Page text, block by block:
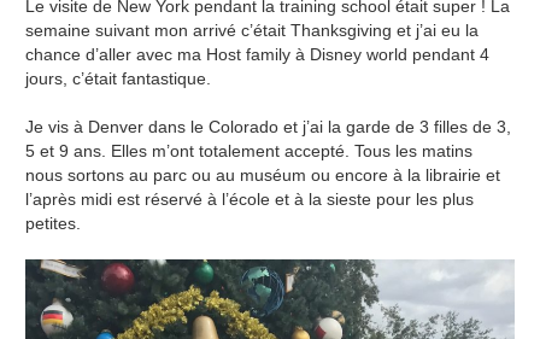
Le visite de New York pendant la training school était super ! La
semaine suivant mon arrivé c’était Thanksgiving et j’ai eu la
chance d’aller avec ma Host family à Disney world pendant 4
jours, c’était fantastique.
Je vis à Denver dans le Colorado et j’ai la garde de 3 filles de 3,
5 et 9 ans. Elles m’ont totalement accepté. Tous les matins
nous sortons au parc ou au muséum ou encore à la librairie et
l’après midi est réservé à l’école et à la sieste pour les plus
petites.